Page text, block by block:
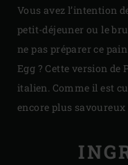
Vous avez l’intention
petit-déjeuner ou le
ne pas préparer ce
Egg ? Cette version de
italien. Comme il est
encore plus savoureux